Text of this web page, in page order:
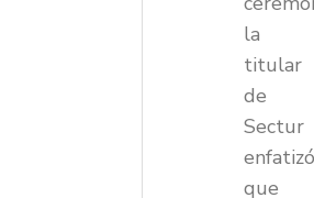
la
titular
de
Sectur
enfatizó
que